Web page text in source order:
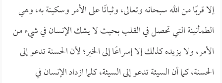
إلا قربًا من الله سبحانه وتعالى، وثباتًا على الأمر وسكينة به، وهي
الطمأنينة التي تحصل في القلب بحيث لا يشك الإنسان في شيء من
الأمر، ولا يزيده كذلك إلا إسراعًا إلى الخير؛ لأن الحسنة تدعو إلى
الحسنة، كما أن السيئة تدعو إلى السيئة، كلما ازداد الإنسان في